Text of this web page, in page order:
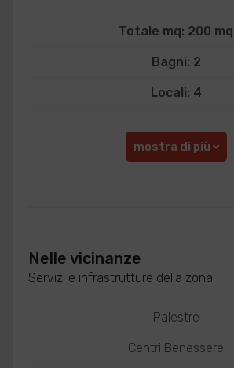
Totale mq: 200 mq
Bagni: 2
Locali: 4
mostra di più
Nelle vicinanze
Servizi e infrastrutture della zona
Palestre
Centri Benessere